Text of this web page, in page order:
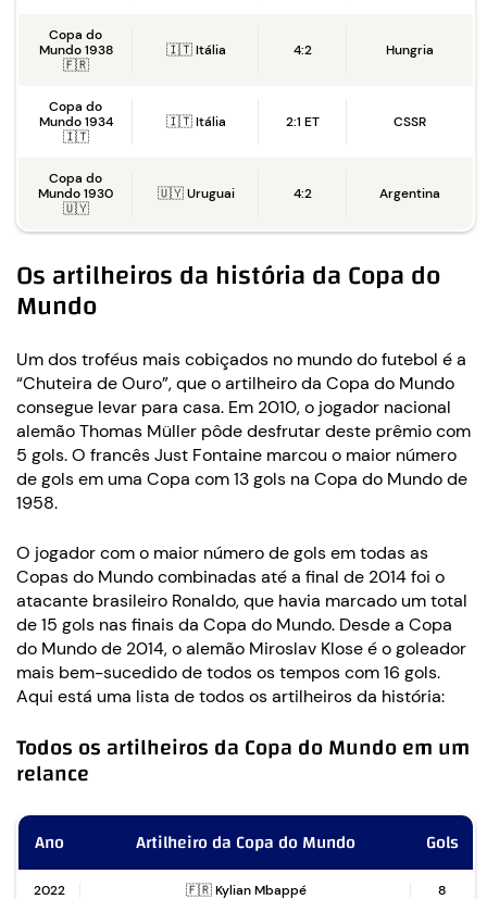
Copa do
Mundo 1938
🇫🇷
🇮🇹 Itália 4:2 Hungria
Copa do
Mundo 1934
🇮🇹
🇮🇹 Itália 2:1 ET CSSR
Copa do
Mundo 1930
🇺🇾
🇺🇾 Uruguai 4:2 Argentina
Os artilheiros da história da Copa do
Mundo
Um dos troféus mais cobiçados no mundo do futebol é a
“Chuteira de Ouro”, que o artilheiro da Copa do Mundo
consegue levar para casa. Em 2010, o jogador nacional
alemão Thomas Müller pôde desfrutar deste prêmio com
5 gols. O francês Just Fontaine marcou o maior número
de gols em uma Copa com 13 gols na Copa do Mundo de
1958.
O jogador com o maior número de gols em todas as
Copas do Mundo combinadas até a final de 2014 foi o
atacante brasileiro Ronaldo, que havia marcado um total
de 15 gols nas finais da Copa do Mundo. Desde a Copa
do Mundo de 2014, o alemão Miroslav Klose é o goleador
mais bem-sucedido de todos os tempos com 16 gols.
Aqui está uma lista de todos os artilheiros da história:
Todos os artilheiros da Copa do Mundo em um
relance
Ano Artilheiro da Copa do Mundo Gols
2022 🇫🇷 Kylian Mbappé 8